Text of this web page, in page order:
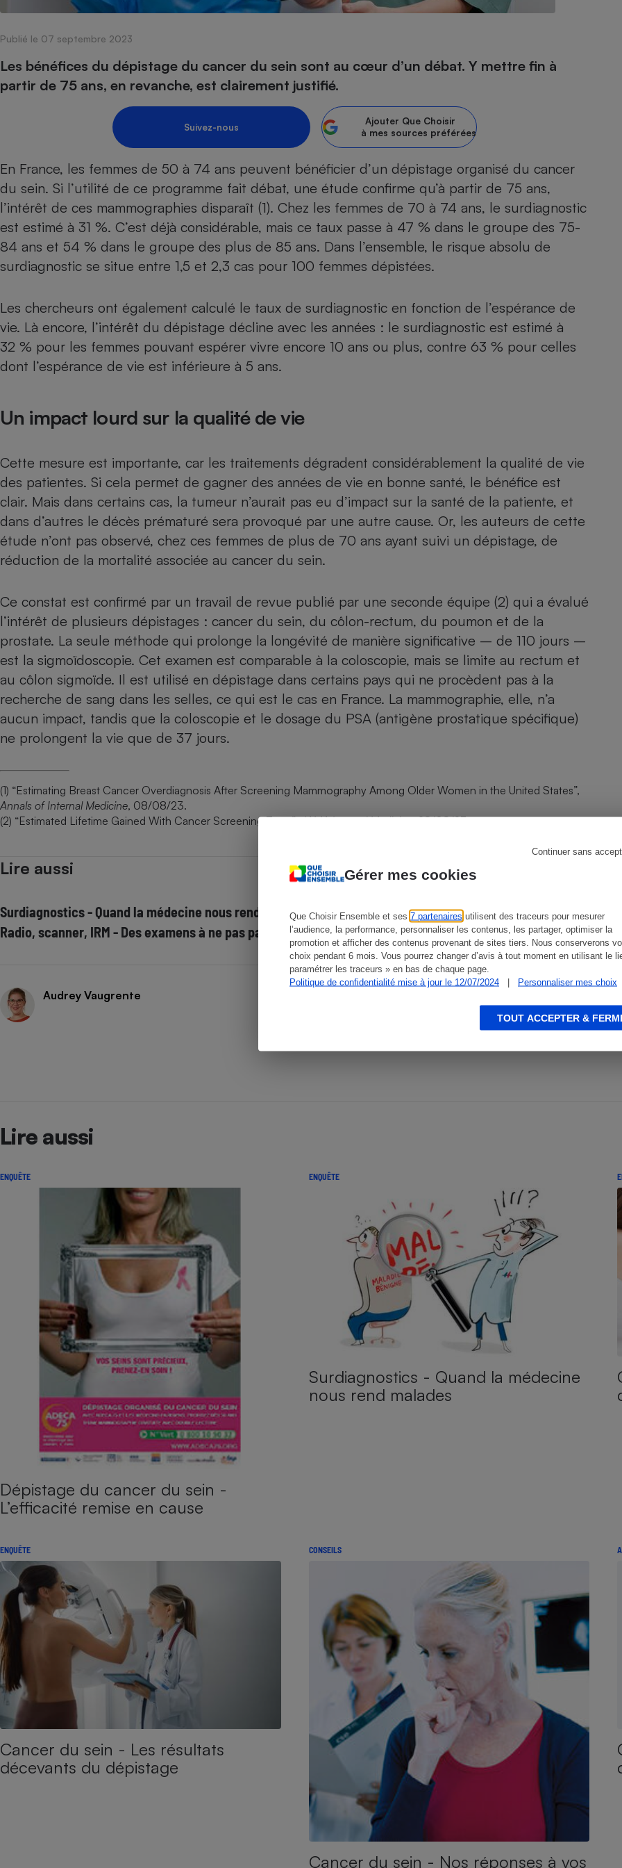
Gérer mes cookies
Que Choisir Ensemble et ses 7 partenaires utilisent des traceurs pour mesurer
l’audience, la performance, personnaliser les contenus, les partager, optimiser la
promotion et afficher des contenus provenant de sites tiers. Nous conserverons
choix pendant 6 mois. Vous pourrez changer d’avis à tout moment en utilisant le
paramétrer les traceurs » en bas de chaque page.
Politique de confidentialité mise à jour le 12/07/2024
| Personnaliser mes choix
Continuer sans
TOUT ACCEPTER &
Publié le 07 septembre 2023
Les bénéfices du dépistage du cancer du sein sont au cœur d’un débat. Y mettre fin à
partir de 75 ans, en revanche, est clairement justifié.
Suivez-nous
Ajouter Que Choisir
à mes sources préférées
En France, les femmes de 50 à 74 ans peuvent bénéficier d’un dépistage organisé du cancer
du sein. Si l’utilité de ce programme fait débat, une étude confirme qu’à partir de 75 ans,
l’intérêt de ces mammographies disparaît (1). Chez les femmes de 70 à 74 ans, le surdiagnostic
est estimé à 31 %. C’est déjà considérable, mais ce taux passe à 47 % dans le groupe des 75-
84 ans et 54 % dans le groupe des plus de 85 ans. Dans l’ensemble, le risque absolu de
surdiagnostic se situe entre 1,5 et 2,3 cas pour 100 femmes dépistées.
Les chercheurs ont également calculé le taux de surdiagnostic en fonction de l’espérance de
vie. Là encore, l’intérêt du dépistage décline avec les années : le surdiagnostic est estimé à
32 % pour les femmes pouvant espérer vivre encore 10 ans ou plus, contre 63 % pour celles
dont l’espérance de vie est inférieure à 5 ans.
Un impact lourd sur la qualité de vie
Cette mesure est importante, car les traitements dégradent considérablement la qualité de vie
des patientes. Si cela permet de gagner des années de vie en bonne santé, le bénéfice est
clair. Mais dans certains cas, la tumeur n’aurait pas eu d’impact sur la santé de la patiente, et
dans d’autres le décès prématuré sera provoqué par une autre cause. Or, les auteurs de cette
étude n’ont pas observé, chez ces femmes de plus de 70 ans ayant suivi un dépistage, de
réduction de la mortalité associée au cancer du sein.
Ce constat est confirmé par un travail de revue publié par une seconde équipe (2) qui a évalué
l’intérêt de plusieurs dépistages : cancer du sein, du côlon-rectum, du poumon et de la
prostate. La seule méthode qui prolonge la longévité de manière significative – de 110 jours –
est la sigmoïdoscopie. Cet examen est comparable à la coloscopie, mais se limite au rectum et
au côlon sigmoïde. Il est utilisé en dépistage dans certains pays qui ne procèdent pas à la
recherche de sang dans les selles, ce qui est le cas en France. La mammographie, elle, n’a
aucun impact, tandis que la coloscopie et le dosage du PSA (antigène prostatique spécifique)
ne prolongent la vie que de 37 jours.
(1) “Estimating Breast Cancer Overdiagnosis After Screening Mammography Among Older Women in the United States”,
Annals of Internal Medicine, 08/08/23.
(2) “Estimated Lifetime Gained With Cancer Screening Tests”,JAMA Internal Medicine, 28/08/23.
Lire aussi
Surdiagnostics - Quand la médecine nous rend malades
Radio, scanner, IRM - Des examens à ne pas passer à la légère
Audrey Vaugrente
Lire aussi
ENQUÊTE
Dépistage du cancer du sein -
L’efficacité remise en cause
ENQUÊTE
Surdiagnostics - Quand la médecine
nous rend malades
ENQUÊTE
Cancer du sein - Les résultats
décevants du dépistage
CONSEILS
Cancer du sein - Nos réponses à vos
Complément
alimentaire
Foie gras
Champagne - Comment choisir une
bouteille de champagne
Assurance emprunteur Assurance vie
Banque en ligne
Petit électroménager - Ustensile
Lave-linge Lave-vaisselle
Climatiseur -
Ventilateur
Aspirateur
Cafetière à expressos Réfrigérateur
Robot ménager
Internet
Téléviseur Ordinateur portable
Téléphone mobile -
Smartphone
Matelas Poêle à granulés
Radiateur électrique Électricité - Gaz
Climatiseur -
Ventilateur
Lessive
Antimoustique Crème solaire